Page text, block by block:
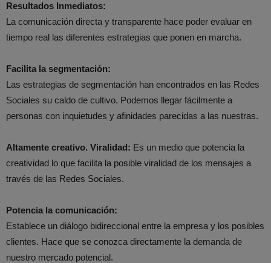
Resultados Inmediatos:
La comunicación directa y transparente hace poder evaluar en
tiempo real las diferentes estrategias que ponen en marcha.
Facilita la segmentación:
Las estrategias de segmentación han encontrados en las Redes
Sociales su caldo de cultivo. Podemos llegar fácilmente a
personas con inquietudes y afinidades parecidas a las nuestras.
Altamente creativo. Viralidad: Es un medio que potencia la
creatividad lo que facilita la posible viralidad de los mensajes a
través de las Redes Sociales.
Potencia la comunicación:
Establece un diálogo bidireccional entre la empresa y los posibles
clientes. Hace que se conozca directamente la demanda de
nuestro mercado potencial.